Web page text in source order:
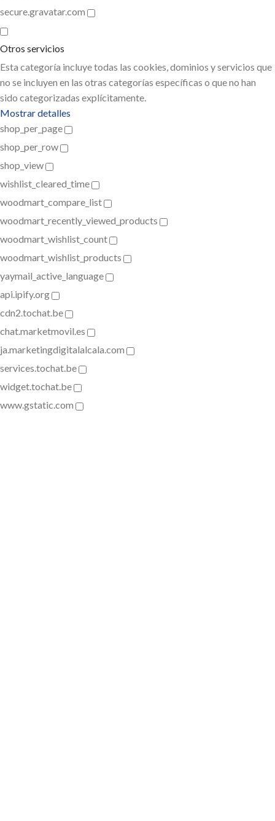
secure.gravatar.com
Otros servicios
Esta categoría incluye todas las cookies, dominios y servicios que
no se incluyen en las otras categorías específicas o que no han
sido categorizadas explícitamente.
Mostrar detalles
shop_per_page
shop_per_row
shop_view
wishlist_cleared_time
woodmart_compare_list
woodmart_recently_viewed_products
woodmart_wishlist_count
woodmart_wishlist_products
yaymail_active_language
api.ipify.org
cdn2.tochat.be
chat.marketmovil.es
ja.marketingdigitalalcala.com
services.tochat.be
widget.tochat.be
www.gstatic.com